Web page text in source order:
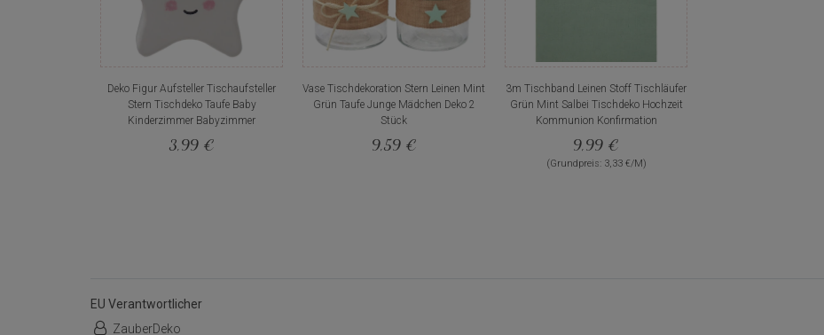
Deko Figur Aufsteller Tischaufsteller
Stern Tischdeko Taufe Baby
Kinderzimmer Babyzimmer
3,99 €
Vase Tischdekoration Stern Leinen Mint
Grün Taufe Junge Mädchen Deko 2
Stück
9,59 €
3m Tischband Leinen Stoff Tischläufer
Grün Mint Salbei Tischdeko Hochzeit
Kommunion Konfirmation
9,99 €
(Grundpreis: 3,33 €/M)
EU Verantwortlicher
ZauberDeko